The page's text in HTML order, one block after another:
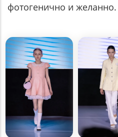
фотогенично и желанно.